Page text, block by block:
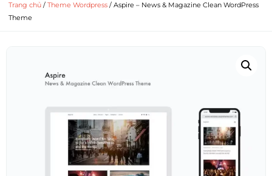
Trang chủ / Theme Wordpress / Aspire – News & Magazine Clean WordPress
Theme